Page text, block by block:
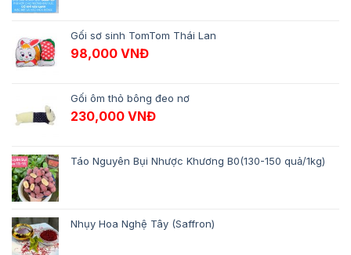
Gối sơ sinh TomTom Thái Lan
98,000 VNĐ
Gối ôm thỏ bông đeo nơ
230,000 VNĐ
Táo Nguyên Bụi Nhược Khương B0(130-150 quả/1kg)
Nhụy Hoa Nghệ Tây (Saffron)